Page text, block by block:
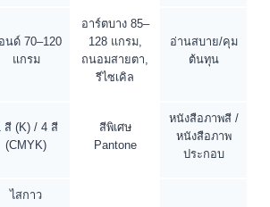
Offset
ำนวนน้อย/
งานด่วน)
Offset (ล็อตก
ลาง–ใหญ่ คุ้ม
ต่อเล่ม)
เจาะตลาด/
ผลิตรันยาว
16 หน้ายก
นิ้ว
มาตรฐาน
5×7.5 นิ้ว,
หนังสือทั่วไป /
หนังสือ